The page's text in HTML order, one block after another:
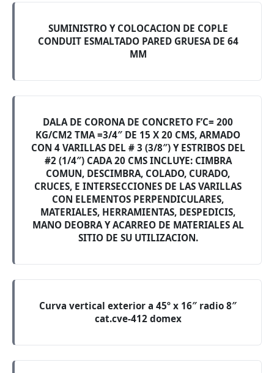
SUMINISTRO Y COLOCACION DE COPLE
CONDUIT ESMALTADO PARED GRUESA DE 64
MM
DALA DE CORONA DE CONCRETO F’C= 200
KG/CM2 TMA =3/4″ DE 15 X 20 CMS, ARMADO
CON 4 VARILLAS DEL # 3 (3/8″) Y ESTRIBOS DEL
#2 (1/4″) CADA 20 CMS INCLUYE: CIMBRA
COMUN, DESCIMBRA, COLADO, CURADO,
CRUCES, E INTERSECCIONES DE LAS VARILLAS
CON ELEMENTOS PERPENDICULARES,
MATERIALES, HERRAMIENTAS, DESPEDICIS,
MANO DEOBRA Y ACARREO DE MATERIALES AL
SITIO DE SU UTILIZACION.
Curva vertical exterior a 45º x 16″ radio 8″
cat.cve-412 domex